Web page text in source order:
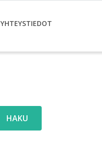
YHTEYSTIEDOT
HAKU